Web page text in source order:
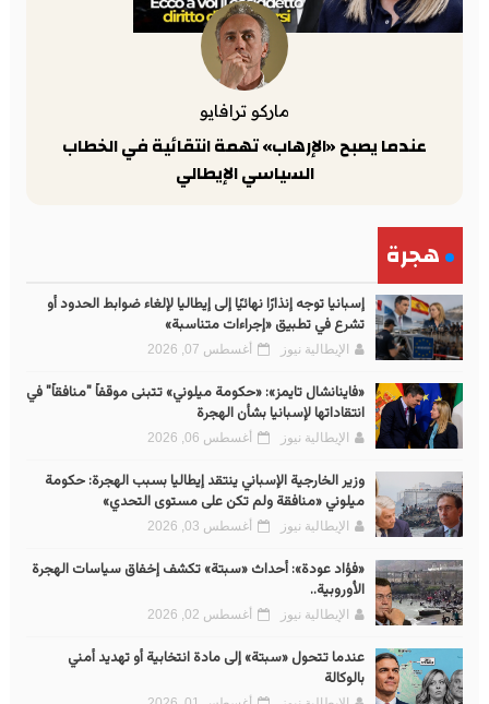
ماركو ترافايو
عندما يصبح «الإرهاب» تهمة انتقائية في الخطاب
السياسي الإيطالي
هجرة
إسبانيا توجه إنذارًا نهائيًا إلى إيطاليا لإلغاء ضوابط الحدود أو
تشرع في تطبيق «إجراءات متناسبة»
الإيطالية نيوز أغسطس 07, 2026
«فاينانشال تايمز»: «حكومة ميلوني» تتبنى موقفاً "منافقاً" في
انتقاداتها لإسبانيا بشأن الهجرة
الإيطالية نيوز أغسطس 06, 2026
وزير الخارجية الإسباني ينتقد إيطاليا بسبب الهجرة: حكومة
ميلوني «منافقة ولم تكن على مستوى التحدي»
الإيطالية نيوز أغسطس 03, 2026
«فؤاد عودة»: أحداث «سبتة» تكشف إخفاق سياسات الهجرة
الأوروبية..
الإيطالية نيوز أغسطس 02, 2026
عندما تتحول «سبتة» إلى مادة انتخابية أو تهديد أمني
بالوكالة